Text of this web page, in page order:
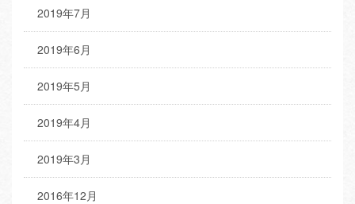
2019年7月
2019年6月
2019年5月
2019年4月
2019年3月
2016年12月